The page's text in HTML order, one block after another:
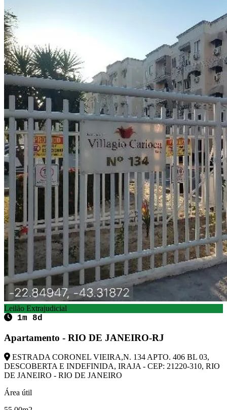
Leilão Extrajudicial
1m 8d
Apartamento - RIO DE JANEIRO-RJ
ESTRADA CORONEL VIEIRA,N. 134 APTO. 406 BL 03,
DESCOBERTA E INDEFINIDA, IRAJA - CEP: 21220-310, RIO
DE JANEIRO - RIO DE JANEIRO
Área útil